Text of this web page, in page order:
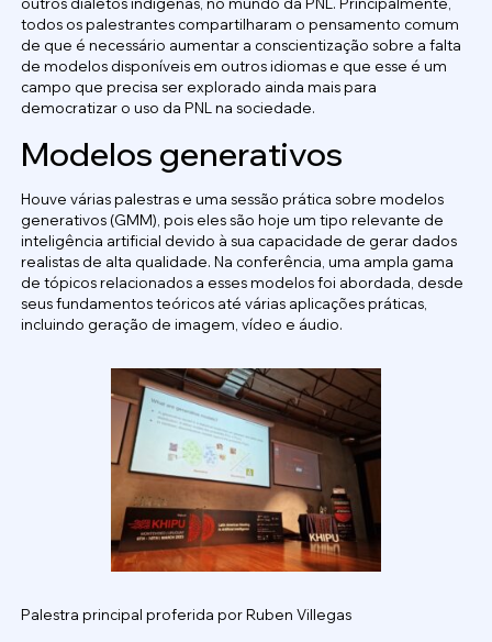
todos os palestrantes compartilharam o pensamento comum
de que é necessário aumentar a conscientização sobre a falta
de modelos disponíveis em outros idiomas e que esse é um
campo que precisa ser explorado ainda mais para
democratizar o uso da PNL na sociedade.
Modelos generativos
Houve várias palestras e uma sessão prática sobre modelos
generativos (GMM), pois eles são hoje um tipo relevante de
inteligência artificial devido à sua capacidade de gerar dados
realistas de alta qualidade. Na conferência, uma ampla gama
de tópicos relacionados a esses modelos foi abordada, desde
seus fundamentos teóricos até várias aplicações práticas,
incluindo geração de imagem, vídeo e áudio.
Palestra principal proferida por Ruben Villegas